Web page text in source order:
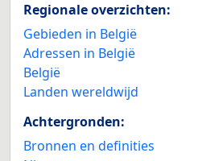
Regionale overzichten:
Gebieden in België
Adressen in België
België
Landen wereldwijd
Achtergronden:
Bronnen en definities